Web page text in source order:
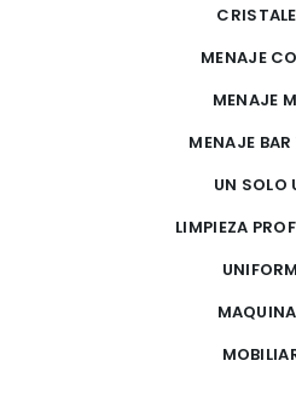
MENAJE
MENAJE
MENAJE BAR
UN SOLO
LIMPIEZA